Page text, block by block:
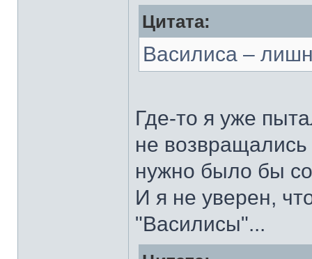
Цитата:
Василиса –
Где-то я уже
не
нужно было бы
И я не уверен,
"Василисы"...